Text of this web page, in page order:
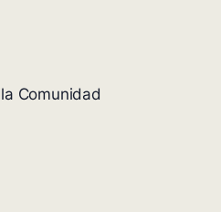
Comunidad